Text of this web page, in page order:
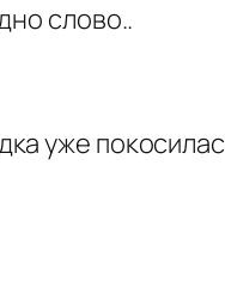
слово..
уже